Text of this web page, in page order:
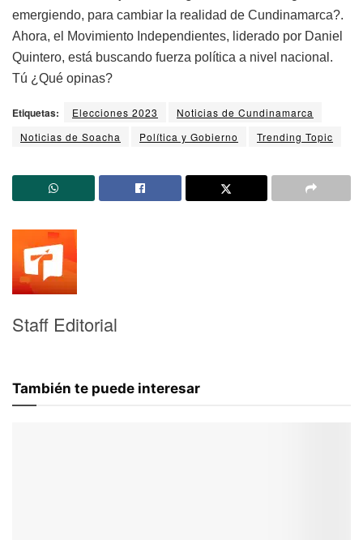
emergiendo, para cambiar la realidad de Cundinamarca?.
Ahora, el Movimiento Independientes, liderado por Daniel
Quintero, está buscando fuerza política a nivel nacional.
Tú ¿Qué opinas?
Etiquetas: Elecciones 2023
Noticias de Cundinamarca
Noticias de Soacha
Política y Gobierno Trending Topic
Staff Editorial
También te puede interesar